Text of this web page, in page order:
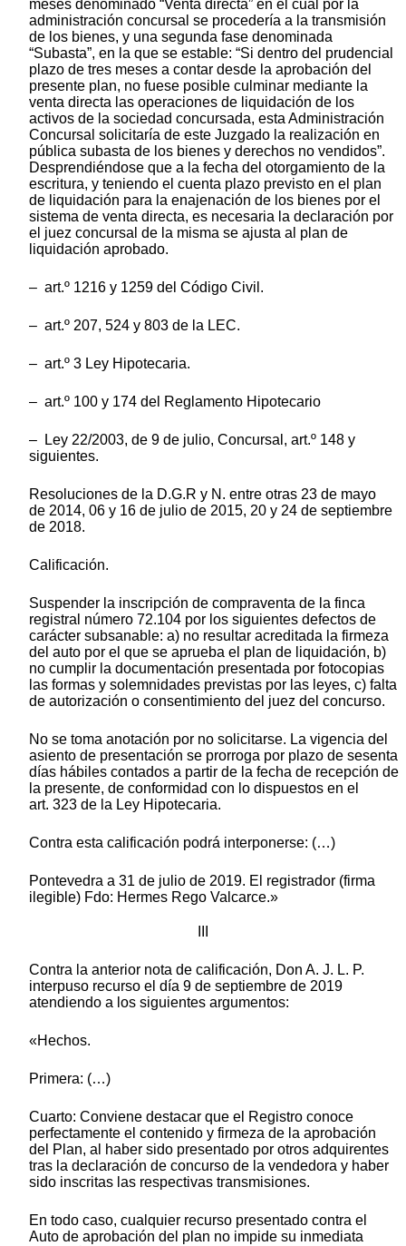
meses denominado “Venta directa” en el cual por la
administración concursal se procedería a la transmisión
de los bienes, y una segunda fase denominada
“Subasta”, en la que se estable: “Si dentro del prudencial
plazo de tres meses a contar desde la aprobación del
presente plan, no fuese posible culminar mediante la
venta directa las operaciones de liquidación de los
activos de la sociedad concursada, esta Administración
Concursal solicitaría de este Juzgado la realización en
pública subasta de los bienes y derechos no vendidos”.
Desprendiéndose que a la fecha del otorgamiento de la
escritura, y teniendo el cuenta plazo previsto en el plan
de liquidación para la enajenación de los bienes por el
sistema de venta directa, es necesaria la declaración por
el juez concursal de la misma se ajusta al plan de
liquidación aprobado.
– art.º 1216 y 1259 del Código Civil.
– art.º 207, 524 y 803 de la LEC.
– art.º 3 Ley Hipotecaria.
– art.º 100 y 174 del Reglamento Hipotecario
– Ley 22/2003, de 9 de julio, Concursal, art.º 148 y
siguientes.
Resoluciones de la D.G.R y N. entre otras 23 de mayo
de 2014, 06 y 16 de julio de 2015, 20 y 24 de septiembre
de 2018.
Calificación.
Suspender la inscripción de compraventa de la finca
registral número 72.104 por los siguientes defectos de
carácter subsanable: a) no resultar acreditada la firmeza
del auto por el que se aprueba el plan de liquidación, b)
no cumplir la documentación presentada por fotocopias
las formas y solemnidades previstas por las leyes, c) falta
de autorización o consentimiento del juez del concurso.
No se toma anotación por no solicitarse. La vigencia del
asiento de presentación se prorroga por plazo de sesenta
días hábiles contados a partir de la fecha de recepción de
la presente, de conformidad con lo dispuestos en el
art. 323 de la Ley Hipotecaria.
Contra esta calificación podrá interponerse: (…)
Pontevedra a 31 de julio de 2019. El registrador (firma
ilegible) Fdo: Hermes Rego Valcarce.»
Contra la anterior nota de calificación, Don A. J. L. P.
interpuso recurso el día 9 de septiembre de 2019
atendiendo a los siguientes argumentos:
«Hechos.
Primera: (…)
Cuarto: Conviene destacar que el Registro conoce
perfectamente el contenido y firmeza de la aprobación
del Plan, al haber sido presentado por otros adquirentes
tras la declaración de concurso de la vendedora y haber
sido inscritas las respectivas transmisiones.
En todo caso, cualquier recurso presentado contra el
Auto de aprobación del plan no impide su inmediata